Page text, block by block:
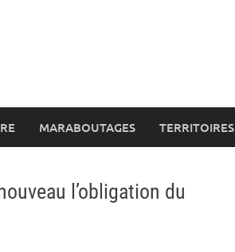
MARABOUTAGES TERRITOIRES
l’obligation du